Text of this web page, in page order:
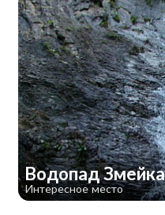
Водопад
Интересное место